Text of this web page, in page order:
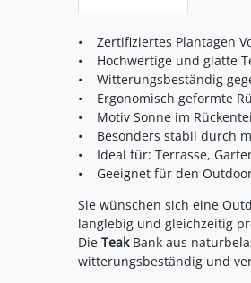
• Zertifiziertes Plantagen
• Hochwertige und glatte
• Witterungsbeständig
• Ergonomisch geformte
• Motiv Sonne im
• Besonders stabil durch
• Ideal für: Terrasse,
• Geeignet für den
Sie wünschen sich eine
langlebig und gleichzeitig
Die TeakBank aus
witterungsbeständig und